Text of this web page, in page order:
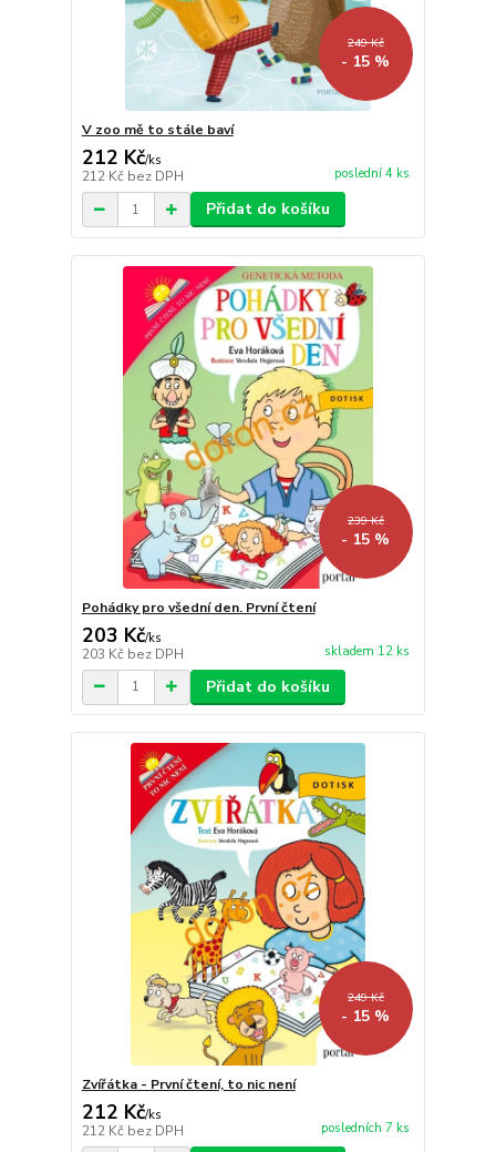
249 Kč
- 15 %
V zoo mě to stále baví
212 Kč/ks
212 Kč bez DPH poslední 4 ks
Přidat do košíku
239 Kč
- 15 %
Pohádky pro všední den. První čtení
203 Kč/ks
203 Kč bez DPH skladem 12 ks
Přidat do košíku
249 Kč
- 15 %
Zvířátka - První čtení, to nic není
212 Kč/ks
212 Kč bez DPH posledních 7 ks